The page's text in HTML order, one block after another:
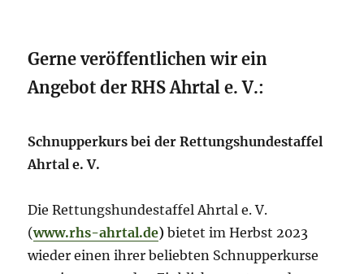
Gerne veröffentlichen wir ein
Angebot der RHS Ahrtal e. V.:
Schnupperkurs bei der Rettungshundestaffel
Ahrtal e. V.
Die Rettungshundestaffel Ahrtal e. V.
(www.rhs-ahrtal.de)bietet im Herbst 2023
wieder einen ihrer beliebten Schnupperkurse